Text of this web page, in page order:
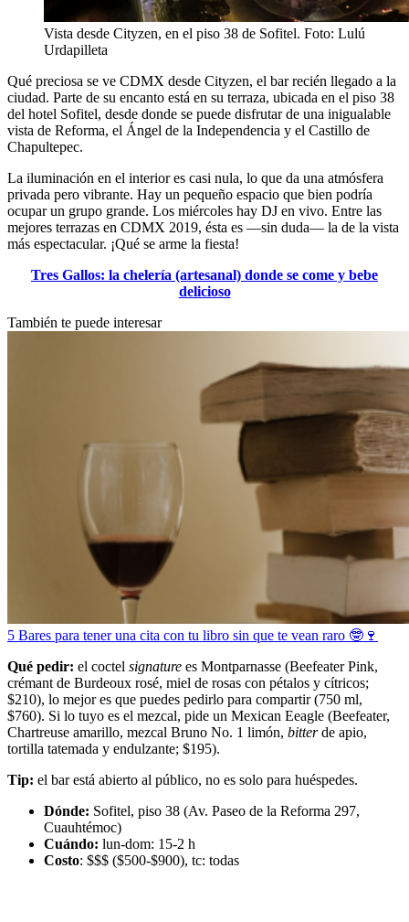
Vista desde Cityzen, en el piso 38 de Sofitel. Foto: Lulú
Urdapilleta
Qué preciosa se ve CDMX desde Cityzen, el bar recién llegado a la
ciudad. Parte de su encanto está en su terraza, ubicada en el piso 38
del hotel Sofitel, desde donde se puede disfrutar de una inigualable
vista de Reforma, el Ángel de la Independencia y el Castillo de
Chapultepec.
La iluminación en el interior es casi nula, lo que da una atmósfera
privada pero vibrante. Hay un pequeño espacio que bien podría
ocupar un grupo grande. Los miércoles hay DJ en vivo. Entre las
mejores terrazas en CDMX 2019, ésta es —sin duda— la de la vista
más espectacular. ¡Qué se arme la fiesta!
Tres Gallos: la chelería (artesanal) donde se come y bebe
delicioso
También te puede interesar
5 Bares para tener una cita con tu libro sin que te vean raro 🤓🍷
Qué pedir: el coctel signature es Montparnasse (Beefeater Pink,
crémant de Burdeoux rosé, miel de rosas con pétalos y cítricos;
$210), lo mejor es que puedes pedirlo para compartir (750 ml,
$760). Si lo tuyo es el mezcal, pide un Mexican Eeagle (Beefeater,
Chartreuse amarillo, mezcal Bruno No. 1 limón, bitterde apio,
tortilla tatemada y endulzante; $195).
Tip: el bar está abierto al público, no es solo para huéspedes.
Dónde: Sofitel, piso 38 (Av. Paseo de la Reforma 297,
Cuauhtémoc)
Cuándo: lun-dom: 15-2 h
Costo: $$$ ($500-$900), tc: todas